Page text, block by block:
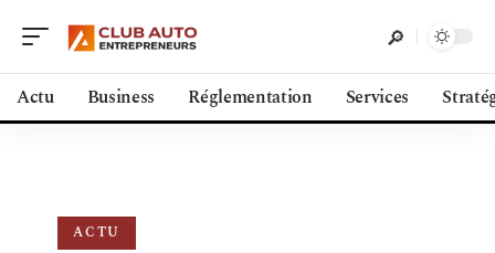
Actu Business Réglementation Services
ACTU